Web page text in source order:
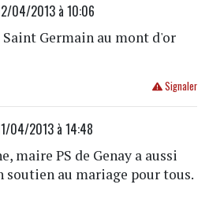
04/2013 à 10:06
Germain au mont d'or
Signaler
04/2013 à 14:48
maire PS de Genay a aussi
soutien au mariage pour tous.